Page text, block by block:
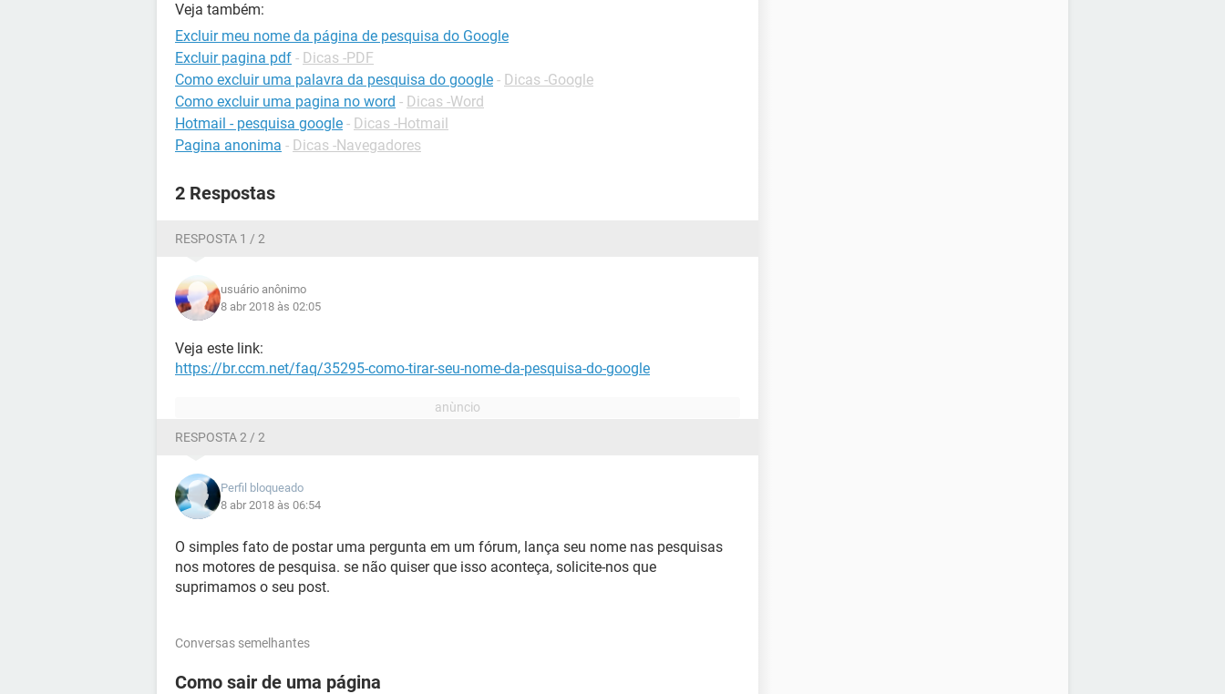
Veja também:
Excluir meu nome da página de pesquisa do Google
Excluir pagina pdf - Dicas -PDF
Como excluir uma palavra da pesquisa do google - Dicas -Google
Como excluir uma pagina no word - Dicas -Word
Hotmail - pesquisa google - Dicas -Hotmail
Pagina anonima - Dicas -Navegadores
2 Respostas
RESPOSTA 1 / 2
usuário anônimo
8 abr 2018 às 02:05
Veja este link:
https://br.ccm.net/faq/35295-como-tirar-seu-nome-da-pesquisa-do-google
RESPOSTA 2 / 2
Perfil bloqueado
8 abr 2018 às 06:54
O simples fato de postar uma pergunta em um fórum, lança seu nome nas pesquisas
nos motores de pesquisa. se não quiser que isso aconteça, solicite-nos que
suprimamos o seu post.
Conversas semelhantes
Como sair de uma página